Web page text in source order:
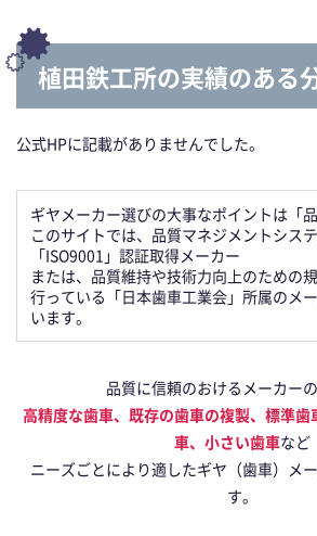
植田鉄工所の実績のある
公式HPに記載がありませんでした。
ギヤメーカー選びの大事なポイントは「品
このサイトでは、品質マネジメントシス
「ISO9001」認証取得メーカー
または、品質維持や技術力向上のための
行っている「日本歯車工業会」所属のメ
います。
品質に信頼のおけるメーカーの
高精度な歯車、既存の歯車の複製、標準
車、小さい歯車など
ニーズごとにより適したギヤ（歯車）メ
す。